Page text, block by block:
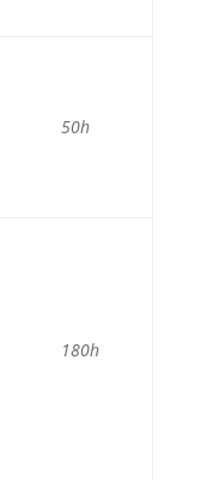
50h
180h